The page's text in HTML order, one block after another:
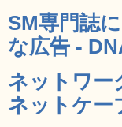
SM専門誌
な広告 -
ネットワー
ネットケー